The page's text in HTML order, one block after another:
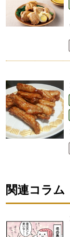
関連コラム